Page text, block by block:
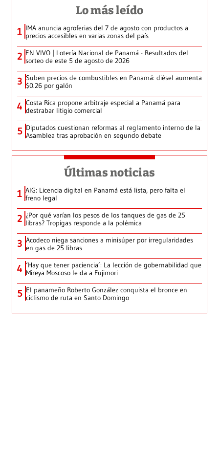
Lo más leído
1 IMA anuncia agroferias del 7 de agosto con productos a
precios accesibles en varias zonas del país
2 EN VIVO | Lotería Nacional de Panamá - Resultados del
sorteo de este 5 de agosto de 2026
3 Suben precios de combustibles en Panamá: diésel aumenta
$0.26 por galón
4 Costa Rica propone arbitraje especial a Panamá para
destrabar litigio comercial
5 Diputados cuestionan reformas al reglamento interno de la
Asamblea tras aprobación en segundo debate
Últimas noticias
1 AIG: Licencia digital en Panamá está lista, pero falta el
freno legal
2 ¿Por qué varían los pesos de los tanques de gas de 25
libras? Tropigas responde a la polémica
3 Acodeco niega sanciones a minisúper por irregularidades
en gas de 25 libras
4 ‘Hay que tener paciencia’: La lección de gobernabilidad que
Mireya Moscoso le da a Fujimori
5 El panameño Roberto González conquista el bronce en
ciclismo de ruta en Santo Domingo